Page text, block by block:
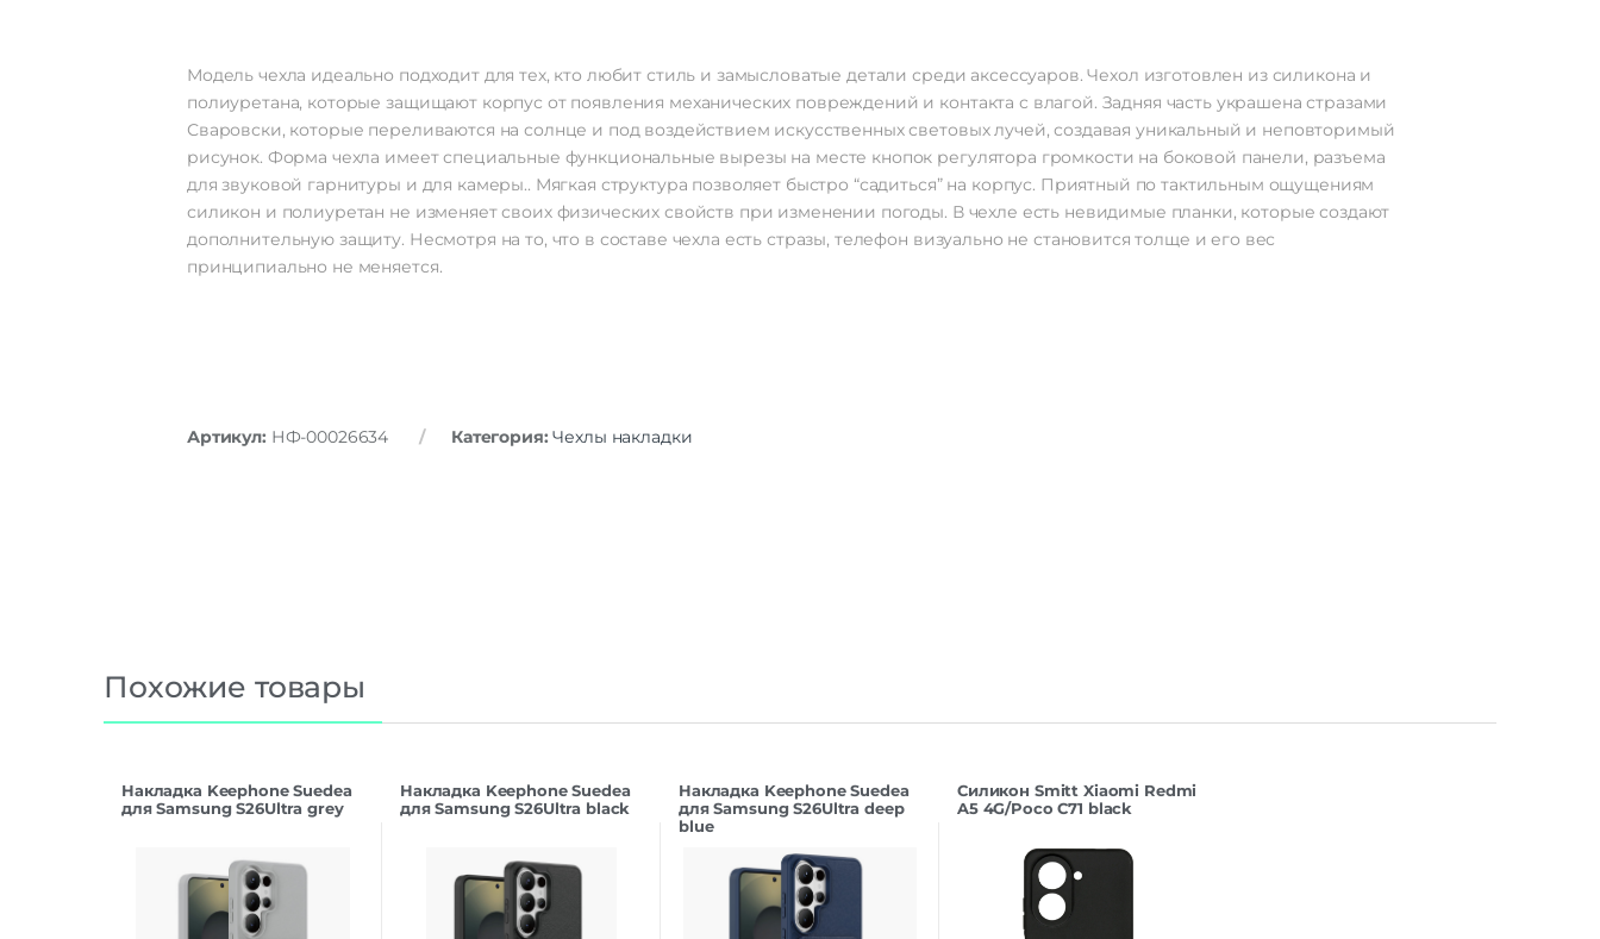
Модель чехла идеально подходит для тех, кто любит стиль и замысловатые детали среди аксессуаров. Чехол изготовлен из силикона и
полиуретана, которые защищают корпус от появления механических повреждений и контакта с влагой. Задняя часть украшена стразами
Сваровски, которые переливаются на солнце и под воздействием искусственных световых лучей, создавая уникальный и неповторимый
рисунок. Форма чехла имеет специальные функциональные вырезы на месте кнопок регулятора громкости на боковой панели, разъема
для звуковой гарнитуры и для камеры.. Мягкая структура позволяет быстро “садиться” на корпус. Приятный по тактильным ощущениям
силикон и полиуретан не изменяет своих физических свойств при изменении погоды. В чехле есть невидимые планки, которые создают
дополнительную защиту. Несмотря на то, что в составе чехла есть стразы, телефон визуально не становится толще и его вес
принципиально не меняется.
Артикул: НФ-00026634 Категория:Чехлы накладки
Похожие товары
Накладка Keephone Suedea
для Samsung S26Ultra grey
Накладка Keephone Suedea
для Samsung S26Ultra black
Накладка Keephone Suedea
для Samsung S26Ultra deep
blue
Силикон Smitt Xiaomi Redmi
A5 4G/Poco C71 black